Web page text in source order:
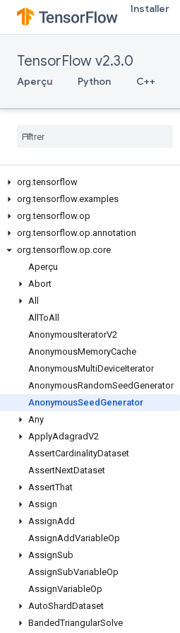
Installer
TensorFlow v2.3.0
Aperçu Python C++
org.tensorflow
org.tensorflow.examples
org.tensorflow.op
org.tensorflow.op.annotation
org.tensorflow.op.core
Aperçu
Abort
All
AllToAll
AnonymousIteratorV2
AnonymousMemoryCache
AnonymousMultiDeviceIterator
AnonymousRandomSeedGenerator
AnonymousSeed Generator
Any
ApplyAdagradV2
AssertCardinalityDataset
AssertNextDataset
AssertThat
Assign
AssignAdd
AssignAddVariableOp
AssignSub
AssignSubVariableOp
AssignVariableOp
AutoShardDataset
BandedTriangularSolve